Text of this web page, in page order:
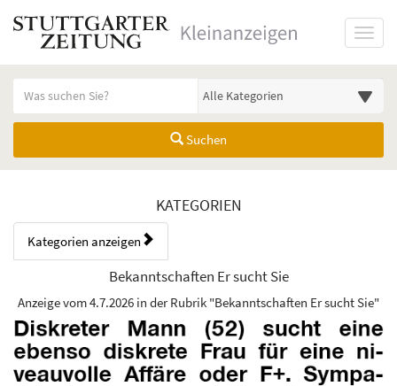
Suchen
Anzeigenliste Übersicht
KATEGORIEN
Kategorien anzeigen
Bedienhinweis: Navigieren Sie mit Tab (Shift+Tab zurück). Drücken
Rubrik:
Bekanntschaften Er sucht Sie
Erscheinungsdatum:
Anzeige vom 4.7.2026 in der Rubrik "Bekanntschaften Er sucht Sie"